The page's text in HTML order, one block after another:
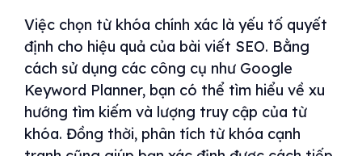
Việc chọn từ khóa chính xác là yếu tố quyết
định cho hiệu quả của bài viết SEO. Bằng
cách sử dụng các công cụ như Google
Keyword Planner, bạn có thể tìm hiểu về xu
hướng tìm kiếm và lượng truy cập của từ
khóa. Đồng thời, phân tích từ khóa cạnh